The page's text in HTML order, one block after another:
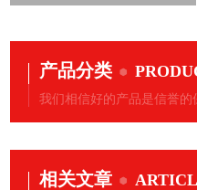
产品分类
我们相信好的产品是信誉的
相关文章